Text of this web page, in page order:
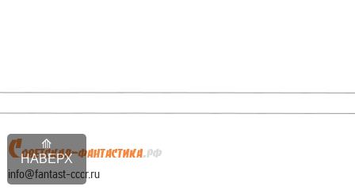
НАВЕРХ
info@fantast-cccr.ru